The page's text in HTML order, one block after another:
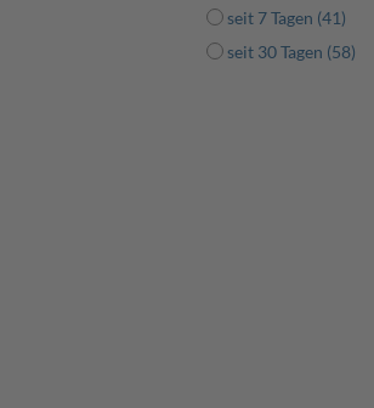
seit 7 Tagen (41)
seit 30 Tagen (58)